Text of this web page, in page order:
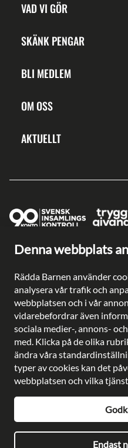
Denna webbplats
Rädda Barnen använder
analysera vår trafik och
webbplatsen och i vår
vidarebefordrar även
sociala medier-, annons-
med. Klicka på de olika
ändra våra
typer av cookies kan det
webbplatsen och vilka
Endast
VAD VI GÖR
SKÄNK PENGAR
BLI MEDLEM
OM OSS
AKTUELLT
Ge en gåva direkt
Plusgiro: 90 2003-3
Bankgiro: 902-0033
Säkra betalningar med
Besöksadress:
Postadress: Rädda Barnen,
Telefon:08-698 90 00
kundservice@rb.se
Org. nr: 802002-8638